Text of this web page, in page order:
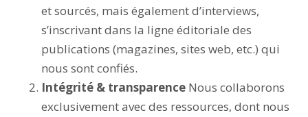
et sourcés, mais également d’interviews,
s’inscrivant dans la ligne éditoriale des
publications (magazines, sites web, etc.) qui
nous sont confiés.
Intégrité & transparence Nous collaborons
exclusivement avec des ressources, dont nous